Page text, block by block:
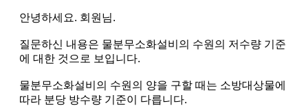
안녕하세요. 회원님.
질문하신 내용은 물분무소화설비의 수원의 저수량 기준
에 대한 것으로 보입니다.
물분무소화설비의 수원의 양을 구할 때는 소방대상물에
따라 분당 방수량 기준이 다릅니다.